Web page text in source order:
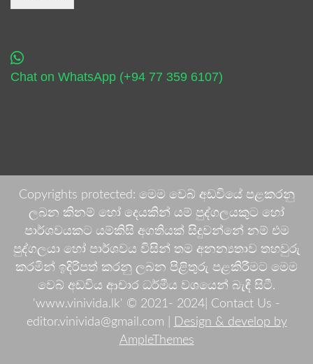
Chat on WhatsApp (+94 77 359 6107)
Copyrights protected: මෙම වෙබ් අඩවියේ පළකරනු
ලබන කිනම් හෝ දෙයකින් යම් පුද්ගලයකුට හෝ
පාර්ශවයකට යම්කිසි අගතියක් සිදුවන්නේ නම් එම
පුද්ගලයා හෝ පාර්ශවය විසින් තම අනන්‍යතාව තහවුරු
කරමින් ඉදිරිපත් කරනු ලබන පිළිතුරු පළකිරීමට මෙම
වෙබ් අඩවිය ආචාර ධර්මීය වශයෙන් බැඳී සිටී.
'www.vinivida.lk' © 2021- 2024| Contact Us -
editor.vinivida@gmail.com |
Design & develop by
AmpleThemes